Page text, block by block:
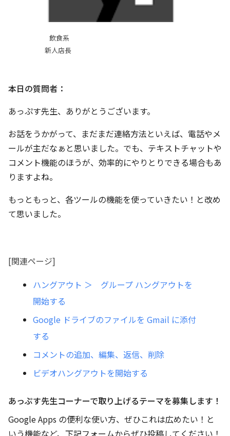
飲食系
新人店長
本日の質問者：
あっぷす先生、ありがとうございます。
お話をうかがって、まだまだ連絡方法といえば、電話やメ
ールが主だなぁと思いました。でも、テキストチャットや
コメント機能のほうが、効率的にやりとりできる場合もあ
りますよね。
もっともっと、各ツールの機能を使っていきたい！と改め
て思いました。
[関連ページ]
ハングアウト ＞ グループ ハングアウトを
開始する
Google ドライブのファイルを Gmail に添付
する
コメントの追加、編集、返信、削除
ビデオハングアウトを開始する
あっぷす先生コーナーで取り上げるテーマを募集します！
Google Apps の便利な使い方、ぜひこれは広めたい！と
いう機能など、下記フォームからぜひ投稿してください！